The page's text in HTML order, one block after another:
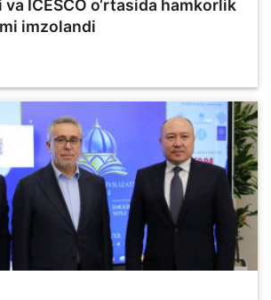
ICESCO o‘rtasida hamkorlik
imzolandi